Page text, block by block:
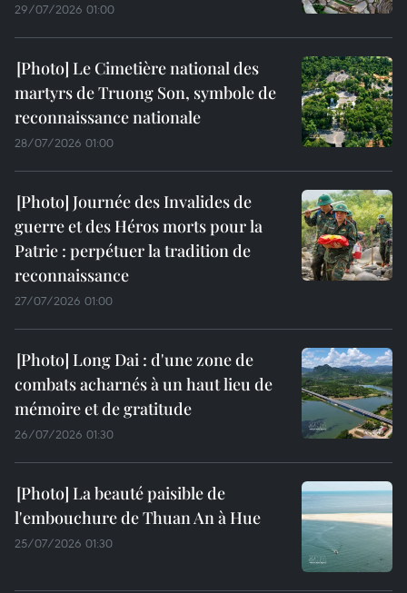
29/07/2026 01:00
Le Cimetière national des
martyrs de Truong Son, symbole de
reconnaissance nationale
28/07/2026 01:00
Journée des Invalides de
guerre et des Héros morts pour la
Patrie : perpétuer la tradition de
reconnaissance
27/07/2026 01:00
Long Dai : d'une zone de
combats acharnés à un haut lieu de
mémoire et de gratitude
26/07/2026 01:30
La beauté paisible de
l'embouchure de Thuan An à Hue
25/07/2026 01:30